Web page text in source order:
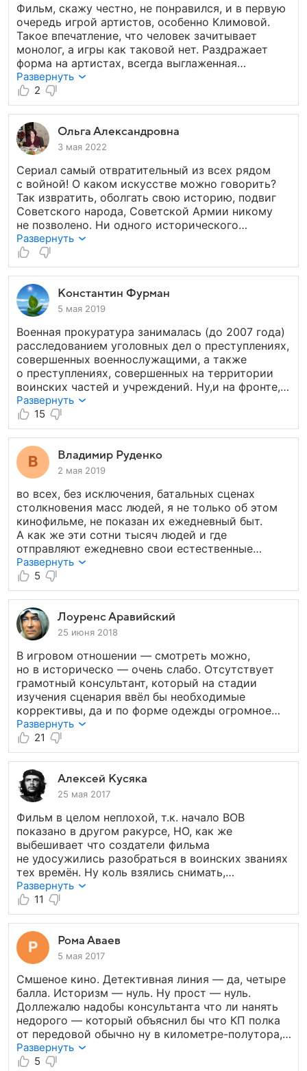
Фильм, скажу честно, не понравился, и в первую
очередь игрой артистов, особенно Климовой.
Такое впечатление, что человек зачитывает
монолог, а игры как таковой нет. Раздражает
форма на артистах, всегда выглаженная
и начищенная, такое впечатление, что актеры
только что после парада на красной площади.
Я понимаю, может у Климовой было
перед съемками такое требование, играть роль
во всем чистом, но для военного сериала это
не годится. Проще тогда назвать сериал военно-
комедийным, тогда все стало бы на свои места.
Развернуть
2
Ольга Александровна
3 мая 2022
Сериал самый отвратительный из всех рядом
с войной! О каком искусстве можно говорить?
Так извратить, оболгать свою историю, подвиг
Советского народа, Советской Армии никому
не позволено. Ни одного исторического
сражения. Кто с кем воевал? Как не стыдно
режиссеру, сценаристу, артистам сниматься
в таком фуфле? По другому не скажешь. Сколько
денег мимо. Противно, отвратительно, Обидно.
Благодарю Бога, что пой папа, участник
освободительного похода и присоединения
Бессарабии 1940года, пограничник, участник
Великой Отечественной Войны с первого
и до последнего дня и Советско-Японского
конфликта 1945г. в составе СМЕРША не дожил
до такого позора. Я плачу вместо него!
Развернуть
Константин Фурман
5 мая 2019
Военная прокуратура занималась (до 2007 года)
расследованием уголовных дел о преступлениях,
совершенных военнослужащими, а также
о преступлениях, совершенных на территории
воинских частей и учреждений. Ну,и на фронте,
соответственно. Все остальное — дело
территориальных правоохранительных органов,
до установления факта причастности
к совершению преступления военнослужащего.
И не было в военной прокуратуре до начала 90-х
годов прошлого века на должностях
следователей, помощников прокуроров, уж
не говоря о руководстве, женщин. От слова
совсем. А по «законам военного времени»
во время войны принимал решения военный
трибунал, а не военная прокуратура. Так что,
очередная поделка «типа про войну». А актеры
молодцы, старались.
Развернуть
15
Владимир Руденко
2 мая 2019
во всех, без исключения, батальных сценах
столкновения масс людей, я не только об этом
кинофильме, не показан их ежедневный быт.
А как же эти сотни тысяч людей и где
отправляют ежедневно свои естественные
надобности ? Я прошел два локальных
конфликта. Т.е. был их непосредственным
участником. И знаю, что ВОЙНА-это гораздо
грязнее, чем нам показывает кино.
Развернуть
5
Лоуренс Аравийский
25 июня 2018
В игровом отношении — смотреть можно,
но в историческо — очень слабо. Отсутствует
грамотный консультант, который на стадии
изучения сценария ввёл бы необходимые
коррективы, да и по форме одежды огромное
количество замечаний. Три шпалы
-подполковник, а не старший лейтенант. На груди
Климовой (кстати, замечательной актрисы)
гордо красуется медаль «20 лет РККА», которой
награждался только лица высшего и среднего
комсостава, прослужившие к 23 февраля 1938
года 20 лет, а также тех, кто во время
гржданской войны получил орден «Боевого
Красного знамени». Ни на тех, ни на других
Климова не похожа. Если уж снимаете
исторический фильм — не нужно экономить
на консультантах.
Развернуть
21
Алексей Кусяка
25 мая 2017
Фильм в целом неплохой, т.к. начало ВОВ
показано в другом ракурсе, НО, как же
выбешивает что создатели фильма
не удосужились разобраться в воинских званиях
тех времён. Ну коль взялись снимать,
то снимайте реалистичней. Я понимаю, что 90%
зрителей не разбираются, но называть
подполковника с 3-мя шпалами старшим
лейтенантом (это 3 кубаря)..., не очень приятно,
и так по всем званиям и рангам. Кстати такие же
косяки были в Апостоле, да в принципе это
у всех, кто снимал фильмы где военная форма
не с погонами, а с петлицами.
Развернуть
11
Рома Аваев
5 мая 2017
Смшеное кино. Детективная линия — да, четыре
балла. Историзм — нуль. Ну прост — нуль.
Доллежалю надобы консультанта что ли нанять
недорого — который объяснил бы что КП полка
от передовой обычно ну в километре-полутора,
и костры там не жгли в открытую, особенно в 41.
И тд... Абыдно что переделать нормально —
Развернуть
5